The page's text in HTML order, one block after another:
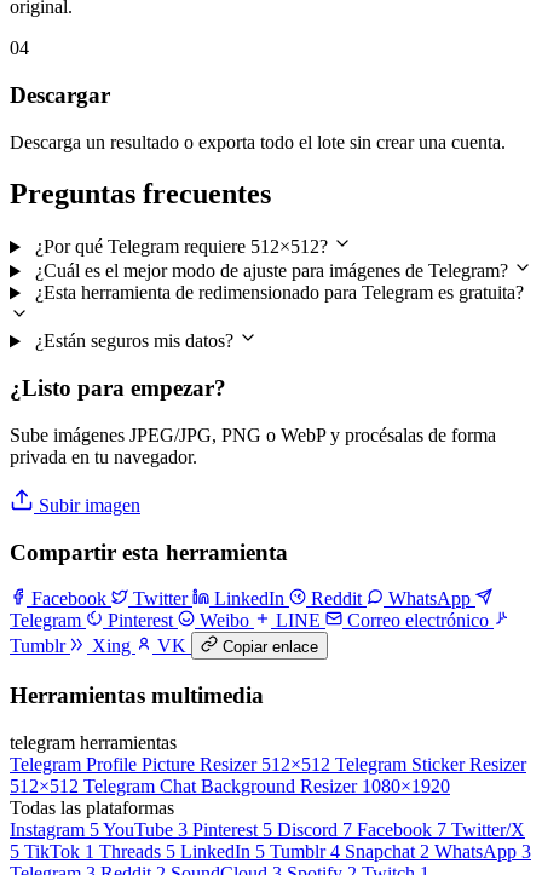
original.
04
Descargar
Descarga un resultado o exporta todo el lote sin crear una cuenta.
Preguntas frecuentes
¿Por qué Telegram requiere 512×512?
¿Cuál es el mejor modo de ajuste para imágenes de Telegram?
¿Esta herramienta de redimensionado para Telegram es gratuita?
¿Están seguros mis datos?
¿Listo para empezar?
Sube imágenes JPEG/JPG, PNG o WebP y procésalas de forma
privada en tu navegador.
Subir imagen
Compartir esta herramienta
Facebook Twitter LinkedIn Reddit
WhatsApp
Telegram
Pinterest Weibo LINE
Correo electrónico
Tumblr
Xing VK Copiar enlace
Herramientas multimedia
telegram herramientas
Telegram Profile Picture Resizer 512×512 Telegram Sticker Resizer
512×512 Telegram Chat Background Resizer 1080×1920
Todas las plataformas
Instagram 5YouTube 3 Pinterest 5 Discord 7 Facebook 7 Twitter/X
5 TikTok 1 Threads 5 LinkedIn 5 Tumblr 4 Snapchat 2 WhatsApp 3